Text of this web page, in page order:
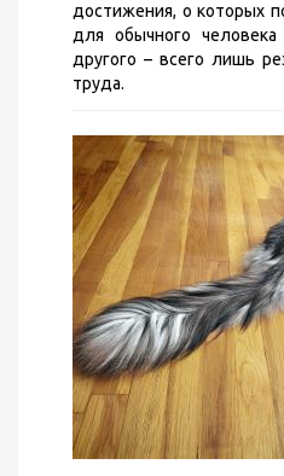
достижения, о которых
для обычного
другого – всего лишь
труда.